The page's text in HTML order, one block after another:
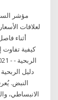
مؤشر
لعلاقات
أثناء
النبض.
الانبساطي،